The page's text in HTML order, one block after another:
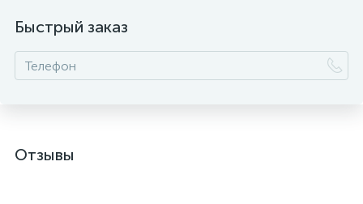
Быстрый заказ
Отзывы